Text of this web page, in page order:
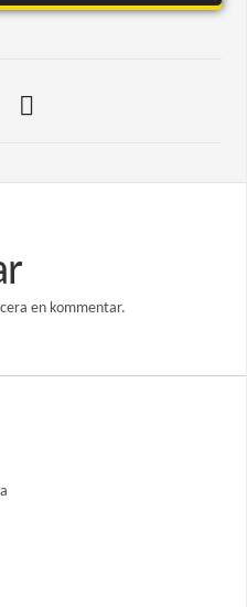
en kommentar.